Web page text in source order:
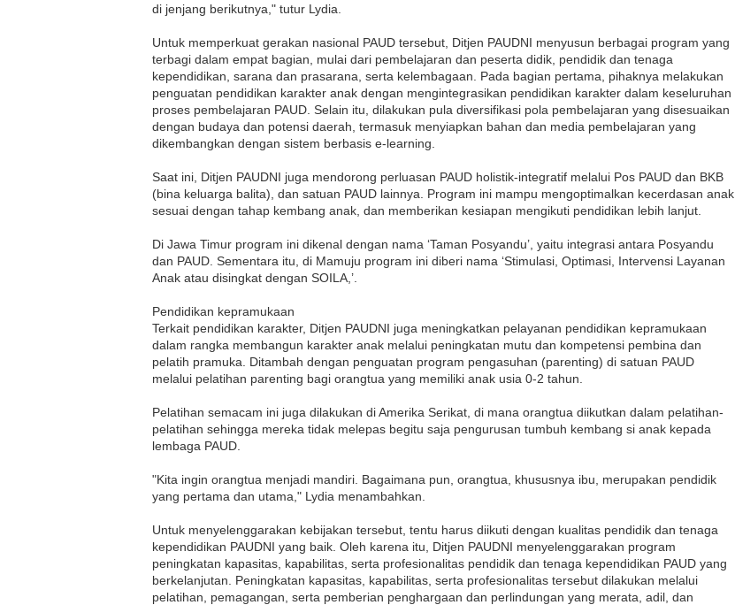
di jenjang berikutnya," tutur Lydia.
Untuk memperkuat gerakan nasional PAUD tersebut, Ditjen PAUDNI menyusun berbagai program yang
terbagi dalam empat bagian, mulai dari pembelajaran dan peserta didik, pendidik dan tenaga
kependidikan, sarana dan prasarana, serta kelembagaan. Pada bagian pertama, pihaknya melakukan
penguatan pendidikan karakter anak dengan mengintegrasikan pendidikan karakter dalam keseluruhan
proses pembelajaran PAUD. Selain itu, dilakukan pula diversifikasi pola pembelajaran yang disesuaikan
dengan budaya dan potensi daerah, termasuk menyiapkan bahan dan media pembelajaran yang
dikembangkan dengan sistem berbasis e-learning.
Saat ini, Ditjen PAUDNI juga mendorong perluasan PAUD holistik-integratif melalui Pos PAUD dan BKB
(bina keluarga balita), dan satuan PAUD lainnya. Program ini mampu mengoptimalkan kecerdasan anak
sesuai dengan tahap kembang anak, dan memberikan kesiapan mengikuti pendidikan lebih lanjut.
Di Jawa Timur program ini dikenal dengan nama ‘Taman Posyandu’, yaitu integrasi antara Posyandu
dan PAUD. Sementara itu, di Mamuju program ini diberi nama ‘Stimulasi, Optimasi, Intervensi Layanan
Anak atau disingkat dengan SOILA, ’.
Pendidikan kepramukaan
Terkait pendidikan karakter, Ditjen PAUDNI juga meningkatkan pelayanan pendidikan kepramukaan
dalam rangka membangun karakter anak melalui peningkatan mutu dan kompetensi pembina dan
pelatih pramuka. Ditambah dengan penguatan program pengasuhan (parenting) di satuan PAUD
melalui pelatihan parenting bagi orangtua yang memiliki anak usia 0-2 tahun.
Pelatihan semacam ini juga dilakukan di Amerika Serikat, di mana orangtua diikutkan dalam pelatihan-
pelatihan sehingga mereka tidak melepas begitu saja pengurusan tumbuh kembang si anak kepada
lembaga PAUD.
"Kita ingin orangtua menjadi mandiri. Bagaimana pun, orangtua, khususnya ibu, merupakan pendidik
yang pertama dan utama," Lydia menambahkan.
Untuk menyelenggarakan kebijakan tersebut, tentu harus diikuti dengan kualitas pendidik dan tenaga
kependidikan PAUDNI yang baik. Oleh karena itu, Ditjen PAUDNI menyelenggarakan program
peningkatan kapasitas, kapabilitas, serta profesionalitas pendidik dan tenaga kependidikan PAUD yang
berkelanjutan. Peningkatan kapasitas, kapabilitas, serta profesionalitas tersebut dilakukan melalui
pelatihan, pemagangan, serta pemberian penghargaan dan perlindungan yang merata, adil, dan